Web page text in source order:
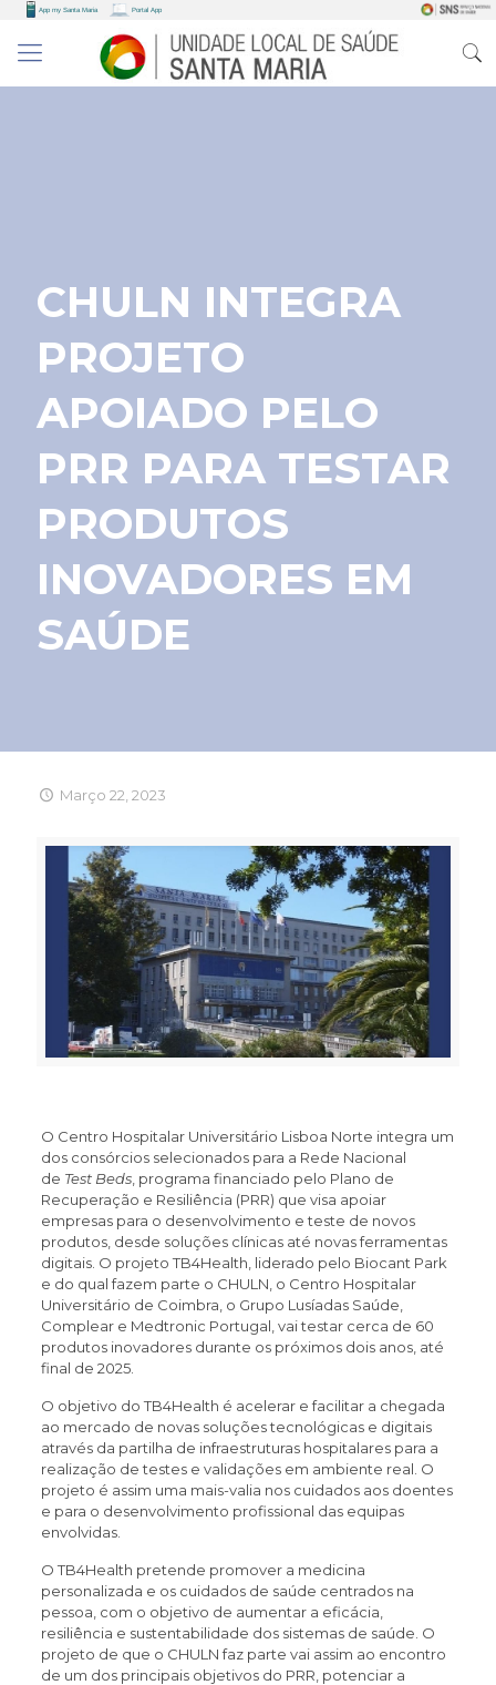
CHULN INTEGRA
PROJETO
APOIADO PELO
PRR PARA TESTAR
PRODUTOS
INOVADORES EM
SAÚDE
Março 22, 2023
O Centro Hospitalar Universitário Lisboa Norte integra um
dos consórcios selecionados para a Rede Nacional
de Test Beds, programa financiado pelo Plano de
Recuperação e Resiliência (PRR) que visa apoiar
empresas para o desenvolvimento e teste de novos
produtos, desde soluções clínicas até novas ferramentas
digitais. O projeto TB4Health, liderado pelo Biocant Park
e do qual fazem parte o CHULN, o Centro Hospitalar
Universitário de Coimbra, o Grupo Lusíadas Saúde,
Complear e Medtronic Portugal, vai testar cerca de 60
produtos inovadores durante os próximos dois anos, até
final de 2025.
O objetivo do TB4Health é acelerar e facilitar a chegada
ao mercado de novas soluções tecnológicas e digitais
através da partilha de infraestruturas hospitalares para a
realização de testes e validações em ambiente real. O
projeto é assim uma mais-valia nos cuidados aos doentes
e para o desenvolvimento profissional das equipas
envolvidas.
O TB4Health pretende promover a medicina
personalizada e os cuidados de saúde centrados na
pessoa, com o objetivo de aumentar a eficácia,
resiliência e sustentabilidade dos sistemas de saúde. O
projeto de que o CHULN faz parte vai assim ao encontro
de um dos principais objetivos do PRR, potenciar a